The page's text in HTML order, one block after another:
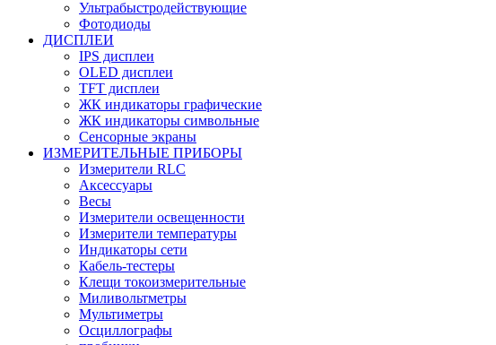
Ультрабыстродействующие
Фотодиоды
ДИСПЛЕИ
IPS дисплеи
OLED дисплеи
TFT дисплеи
ЖК индикаторы графические
ЖК индикаторы символьные
Сенсорные экраны
ИЗМЕРИТЕЛЬНЫЕ ПРИБОРЫ
Измерители RLC
Аксессуары
Весы
Измерители освещенности
Измерители температуры
Индикаторы сети
Кабель-тестеры
Клещи токоизмерительные
Миливольтметры
Мультиметры
Осциллографы